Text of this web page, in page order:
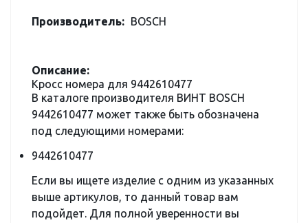
Производитель: BOSCH
Описание:
Кросс номера для 9442610477
В каталоге производителя ВИНТ BOSCH
9442610477 может также быть обозначена
под следующими номерами:
9442610477
Если вы ищете изделие с одним из указанных
выше артикулов, то данный товар вам
подойдет. Для полной уверенности вы